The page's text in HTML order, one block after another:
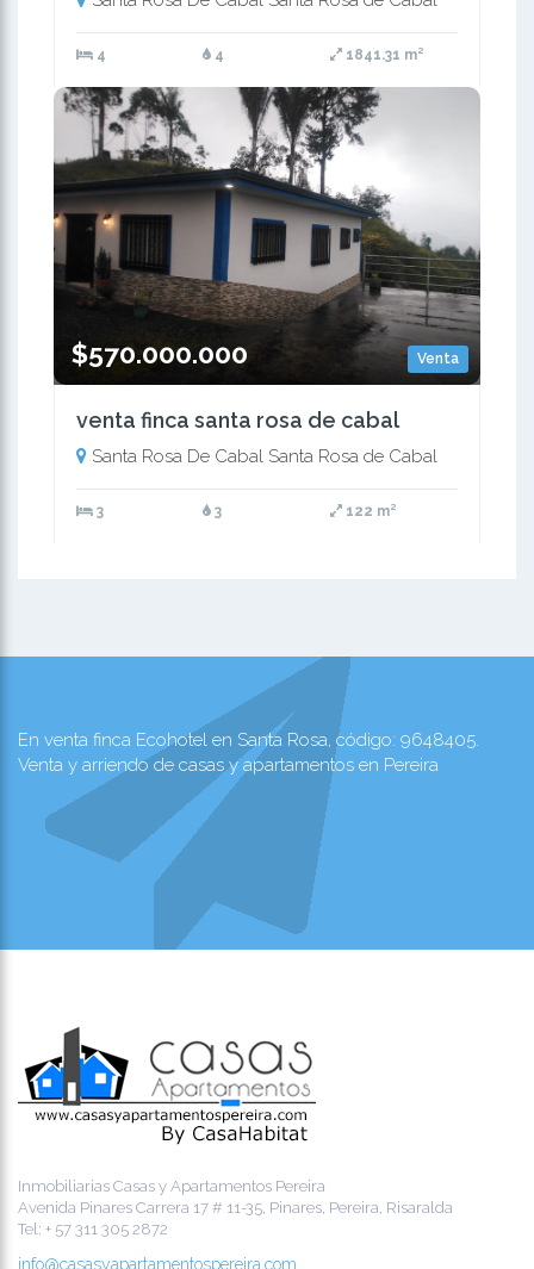
4 4 1841.31 m²
Venta
$570.000.000
venta finca santa rosa de cabal
Santa Rosa De Cabal Santa Rosa de Cabal
3 3 122 m²
En venta finca Ecohotel en Santa Rosa, código: 9648405.
Venta y arriendo de casas y apartamentos en Pereira
Inmobiliarias Casas y Apartamentos Pereira
Avenida Pinares Carrera 17 # 11-35, Pinares, Pereira, Risaralda
Tel: + 57 311 305 2872
info@casasyapartamentospereira.com